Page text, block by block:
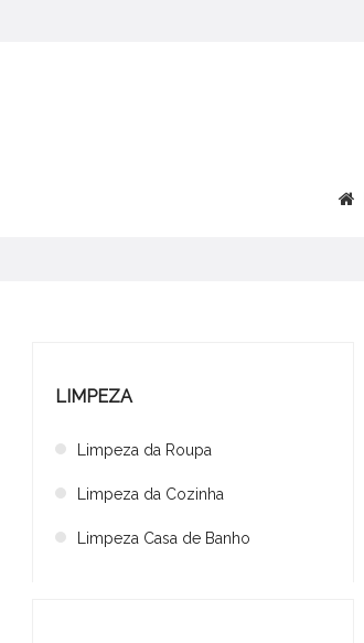
LIMPEZA
Limpeza da Roupa
Limpeza da Cozinha
Limpeza Casa de Banho